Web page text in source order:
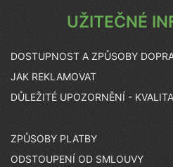
UŽITEČNÉ
DOSTUPNOST A ZPŮSOBY
JAK REKLAMOVAT
DŮLEŽITÉ UPOZORNĚNÍ - KVALITA
ZPŮSOBY PLATBY
ODSTOUPENÍ OD SMLOUVY